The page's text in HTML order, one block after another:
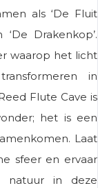
als ‘De Fluit
Drakenkop’.
waarop het licht
in
Flute Cave is
het is een
Laat
sfeer en ervaar
natuur in deze